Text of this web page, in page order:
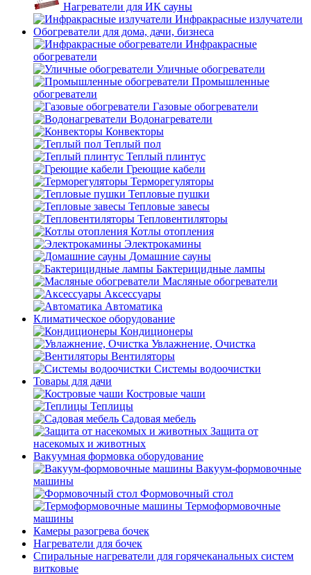
Нагреватели для ИК сауны
Инфракрасные излучатели
Обогреватели для дома, дачи, бизнеса
Инфракрасные
обогреватели
Уличные обогреватели
Промышленные
обогреватели
Газовые обогреватели
Водонагреватели
Конвекторы
Теплый пол
Теплый плинтус
Греющие кабели
Терморегуляторы
Тепловые пушки
Тепловые завесы
Тепловентиляторы
Котлы отопления
Электрокамины
Домашние сауны
Бактерицидные лампы
Масляные обогреватели
Аксессуары
Автоматика
Климатическое оборудование
Кондиционеры
Увлажнение, Очистка
Вентиляторы
Системы водоочистки
Товары для дачи
Костровые чаши
Теплицы
Садовая мебель
Защита от
насекомых и животных
Вакуумная формовка оборудование
Вакуум-формовочные
машины
Формовочный стол
Термоформовочные
машины
Камеры разогрева бочек
Нагреватели для бочек
Спиральные нагреватели для горячеканальных систем
витковые